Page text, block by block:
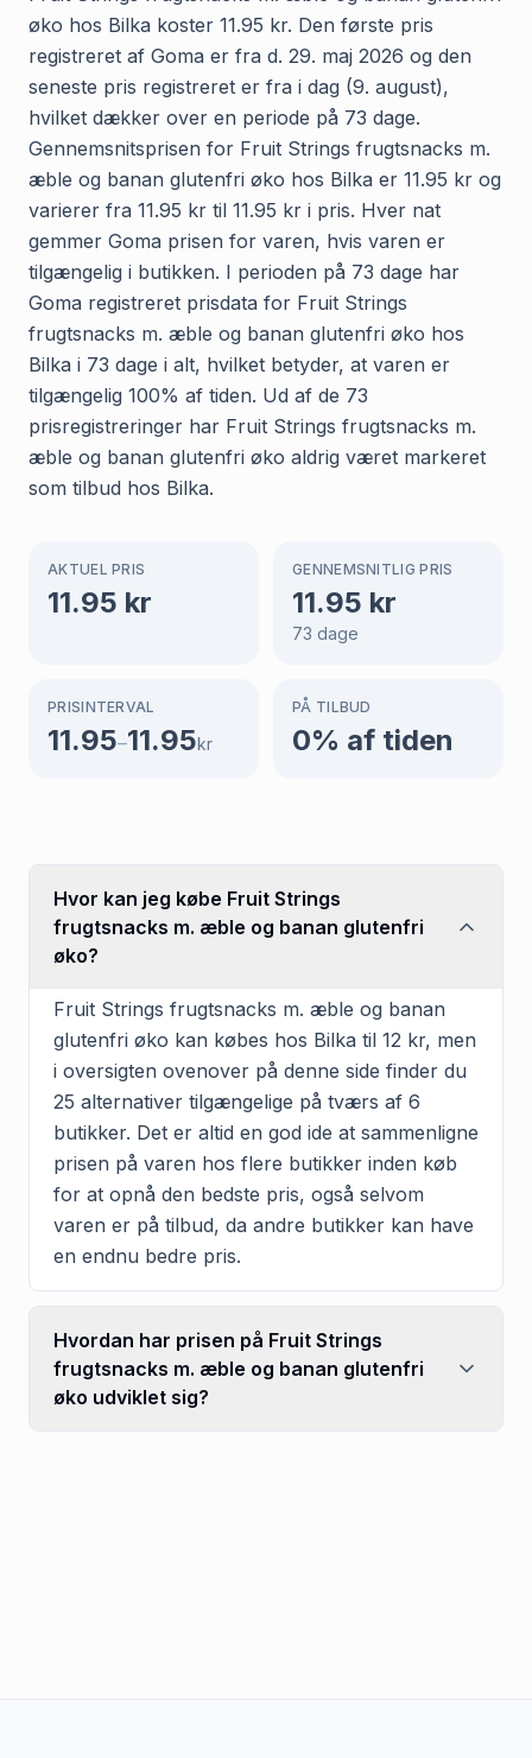
øko hos Bilka koster 11.95 kr. Den første pris
registreret af Goma er fra d. 29. maj 2026 og den
seneste pris registreret er fra i dag (9. august),
hvilket dækker over en periode på 73 dage.
Gennemsnitsprisen for Fruit Strings frugtsnacks m.
æble og banan glutenfri øko hos Bilka er 11.95 kr og
varierer fra 11.95 kr til 11.95 kr i pris. Hver nat
gemmer Goma prisen for varen, hvis varen er
tilgængelig i butikken. I perioden på 73 dage har
Goma registreret prisdata for Fruit Strings
frugtsnacks m. æble og banan glutenfri øko hos
Bilka i 73 dage i alt, hvilket betyder, at varen er
tilgængelig 100% af tiden. Ud af de 73
prisregistreringer har Fruit Strings frugtsnacks m.
æble og banan glutenfri øko aldrig været markeret
som tilbud hos Bilka.
AKTUEL PRIS
11.95 kr
GENNEMSNITLIG PRIS
11.95 kr
73 dage
PRISINTERVAL
11.95–11.95kr
PÅ TILBUD
0% af tiden
Hvor kan jeg købe Fruit Strings
frugtsnacks m. æble og banan glutenfri
øko?
Fruit Strings frugtsnacks m. æble og banan
glutenfri øko kan købes hos Bilka til 12 kr, men
i oversigten ovenover på denne side finder du
25 alternativer tilgængelige på tværs af 6
butikker. Det er altid en god ide at sammenligne
prisen på varen hos flere butikker inden køb
for at opnå den bedste pris, også selvom
varen er på tilbud, da andre butikker kan have
en endnu bedre pris.
Hvordan har prisen på Fruit Strings
frugtsnacks m. æble og banan glutenfri
øko udviklet sig?